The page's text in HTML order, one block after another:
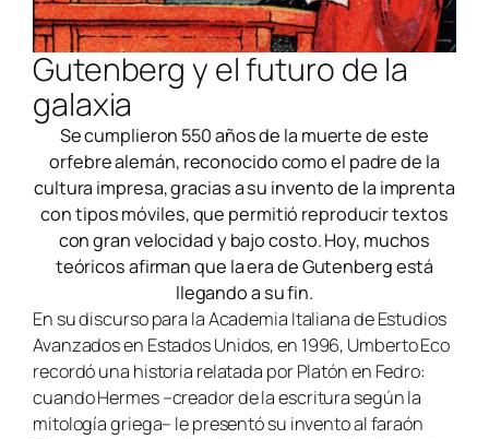
Gutenberg y el futuro de la
galaxia
Se cumplieron 550 años de la muerte de este
orfebre alemán, reconocido como el padre de la
cultura impresa, gracias a su invento de la imprenta
con tipos móviles, que permitió reproducir textos
con gran velocidad y bajo costo. Hoy, muchos
teóricos afirman que la era de Gutenberg está
llegando a su fin.
En su discurso para la Academia Italiana de Estudios
Avanzados en Estados Unidos, en 1996, Umberto Eco
recordó una historia relatada por Platón en Fedro:
cuando Hermes –creador de la escritura según la
mitología griega– le presentó su invento al faraón